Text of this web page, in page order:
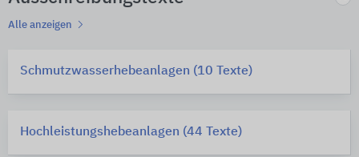
Alle anzeigen
Schmutzwasserhebeanlagen (10 Texte)
Hochleistungshebeanlagen (44 Texte)